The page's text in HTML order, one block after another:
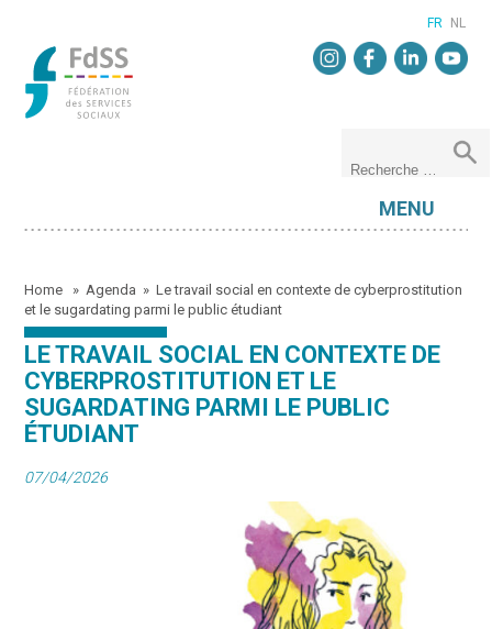
FR NL
MENU
Home »Agenda »Le travail social en contexte de cyberprostitution
et le sugardating parmi le public étudiant
LE TRAVAIL SOCIAL EN CONTEXTE DE
CYBERPROSTITUTION ET LE
SUGARDATING PARMI LE PUBLIC
ÉTUDIANT
07/04/2026